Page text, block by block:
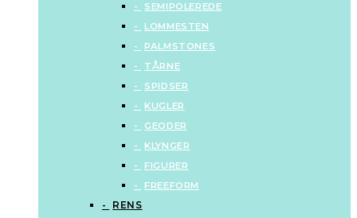
SEMIPOLEREDE
LOMMESTEN
PALMSTONES
TÅRNE
SPIDSER
KUGLER
GEODER
KLYNGER
FIGURER
FREEFORM
RENS